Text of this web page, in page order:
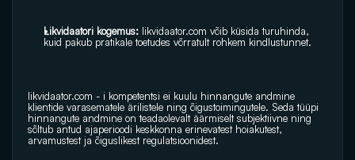
Likvidaatori kogemus: likvidaator.com võib küsida turuhinda,
kuid pakub pratikale toetudes võrratult rohkem kindlustunnet.
likvidaator.com - i kompetentsi ei kuulu hinnangute andmine
klientide varasematele ärilistele ning õigustoimingutele. Seda tüüpi
hinnangute andmine on teadaolevalt äärmiselt subjektiivne ning
sõltub antud ajaperioodi keskkonna erinevatest hoiakutest,
arvamustest ja õiguslikest regulatsioonidest.